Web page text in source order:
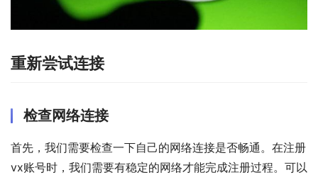
重新尝试连接
检查网络连接
首先，我们需要检查一下自己的网络连接是否畅通。在注册
vx账号时，我们需要有稳定的网络才能完成注册过程。可以